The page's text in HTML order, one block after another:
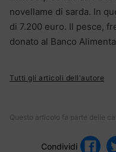
novellame di sarda. In
di 7.200 euro. Il pesce,
donato al Banco
Tutti gli articoli dell'autore
Questo articolo fa parte delle
Condividi